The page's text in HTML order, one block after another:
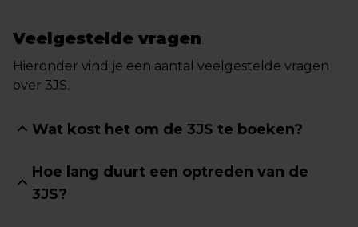
Veelgestelde vragen
Hieronder vind je een aantal veelgestelde vragen
over 3JS.
Wat kost het om de 3JS te boeken?
Hoe lang duurt een optreden van de
3JS?